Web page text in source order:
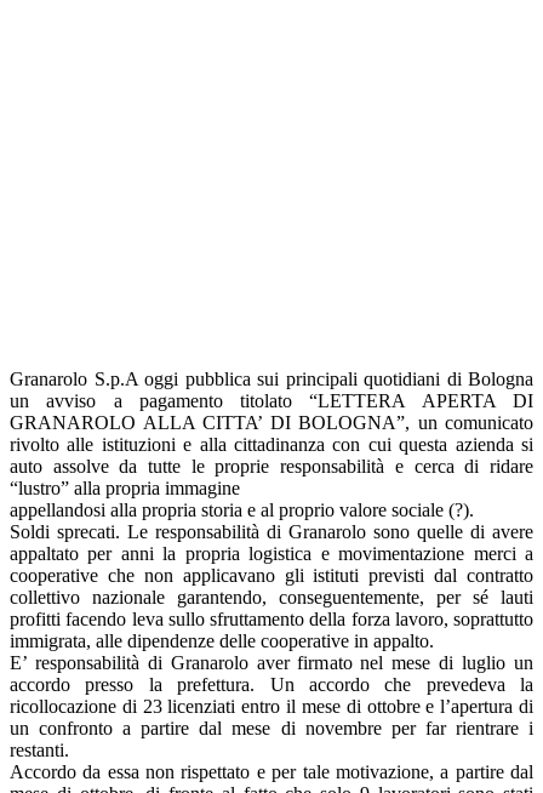
Granarolo S.p.A oggi pubblica sui principali quotidiani di Bologna
un avviso a pagamento titolato “LETTERA APERTA DI
GRANAROLO ALLA CITTA’ DI BOLOGNA”, un comunicato
rivolto alle istituzioni e alla cittadinanza con cui questa azienda si
auto assolve da tutte le proprie responsabilità e cerca di ridare
“lustro” alla propria immagine
appellandosi alla propria storia e al proprio valore sociale (?).
Soldi sprecati. Le responsabilità di Granarolo sono quelle di avere
appaltato per anni la propria logistica e movimentazione merci a
cooperative che non applicavano gli istituti previsti dal contratto
collettivo nazionale garantendo, conseguentemente, per sé lauti
profitti facendo leva sullo sfruttamento della forza lavoro, soprattutto
immigrata, alle dipendenze delle cooperative in appalto.
E’ responsabilità di Granarolo aver firmato nel mese di luglio un
accordo presso la prefettura. Un accordo che prevedeva la
ricollocazione di 23 licenziati entro il mese di ottobre e l’apertura di
un confronto a partire dal mese di novembre per far rientrare i
restanti.
Accordo da essa non rispettato e per tale motivazione, a partire dal